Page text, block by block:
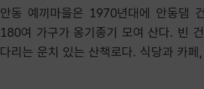
안동 예끼마을은 1970년대에 안동댐
180여 가구가 옹기종기 모여 산다. 빈
다리는 운치 있는 산책로다. 식당과 카